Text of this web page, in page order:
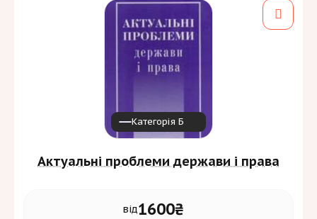
Галузь знань та спеціальність:
А Освіта [5]
Категорія Б
Актуальні проблеми держави і права
від1600₴